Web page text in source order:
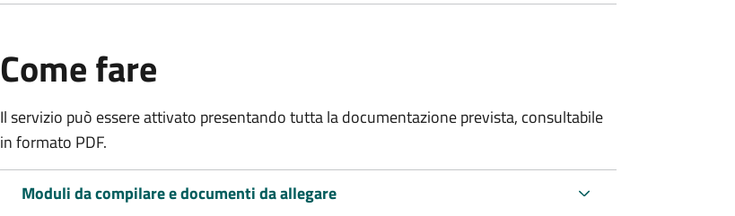
Come fare
Il servizio può essere attivato presentando tutta la documentazione prevista, consultabile
in formato PDF.
Moduli da compilare e documenti da allegare